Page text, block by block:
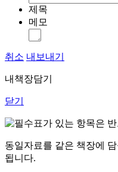
제목
메모
취소 내보내기
내책장담기
닫기
표가 있는 항목은
동일자료를 같은 책장에
됩니다.